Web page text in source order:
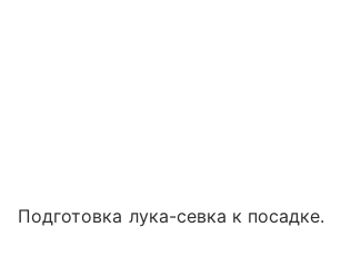
Подготовка лука-севка к посадке.